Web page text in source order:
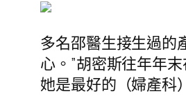
多名邵醫生接生過的
心。”胡密斯往年年
她是最好的（婦產科